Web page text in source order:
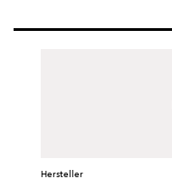
Hersteller